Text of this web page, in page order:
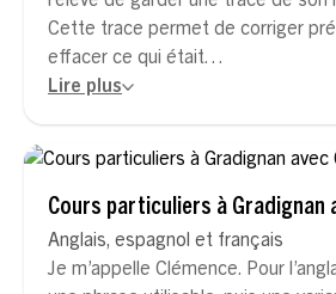
Cette trace permet de corriger
effacer ce qui était…
Lire plus
Cours particuliers à Gradignan
Anglais, espagnol et français
Je m’appelle Clémence. Pour